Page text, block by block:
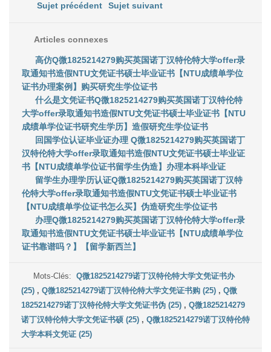
Sujet précédent Sujet suivant
Articles connexes
高仿Q微1825214279购买英国诺丁汉特伦特大学offer录
取通知书造假NTU文凭证书硕士毕业证书【NTU成绩单学位
证书办理案例】购买研究生学位证书
什么是文凭证书Q微1825214279购买英国诺丁汉特伦特
大学offer录取通知书造假NTU文凭证书硕士毕业证书【NTU
成绩单学位证书研究生学历】造假研究生学位证书
回国学位认证毕业证办理 Q微1825214279购买英国诺丁
汉特伦特大学offer录取通知书造假NTU文凭证书硕士毕业证
书【NTU成绩单学位证书留学生伪造】办理本科毕业证
留学生办理学历认证Q微1825214279购买英国诺丁汉特
伦特大学offer录取通知书造假NTU文凭证书硕士毕业证书
【NTU成绩单学位证书怎么买】伪造研究生学位证书
办理Q微1825214279购买英国诺丁汉特伦特大学offer录
取通知书造假NTU文凭证书硕士毕业证书【NTU成绩单学位
证书靠谱吗？】【留学新西兰】
Mots-Clés:Q微1825214279诺丁汉特伦特大学文凭证书办
(25) , Q微1825214279诺丁汉特伦特大学文凭证书购 (25) , Q微
1825214279诺丁汉特伦特大学文凭证书伪 (25) , Q微1825214279
诺丁汉特伦特大学文凭证书硕 (25) , Q微1825214279诺丁汉特伦特
大学本科文凭证 (25)